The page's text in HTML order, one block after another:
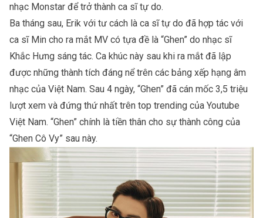
nhạc Monstar để trở thành ca sĩ tự do.
Ba tháng sau, Erik với tư cách là ca sĩ tự do đã hợp tác với
ca sĩ Min cho ra mắt MV có tựa đề là “Ghen” do nhạc sĩ
Khắc Hưng sáng tác. Ca khúc này sau khi ra mắt đã lập
được những thành tích đáng nể trên các bảng xếp hạng âm
nhạc của Việt Nam. Sau 4 ngày, “Ghen” đã cán mốc 3,5 triệu
lượt xem và đứng thứ nhất trên top trending của Youtube
Việt Nam. “Ghen” chính là tiền thân cho sự thành công của
“Ghen Cô Vy” sau này.